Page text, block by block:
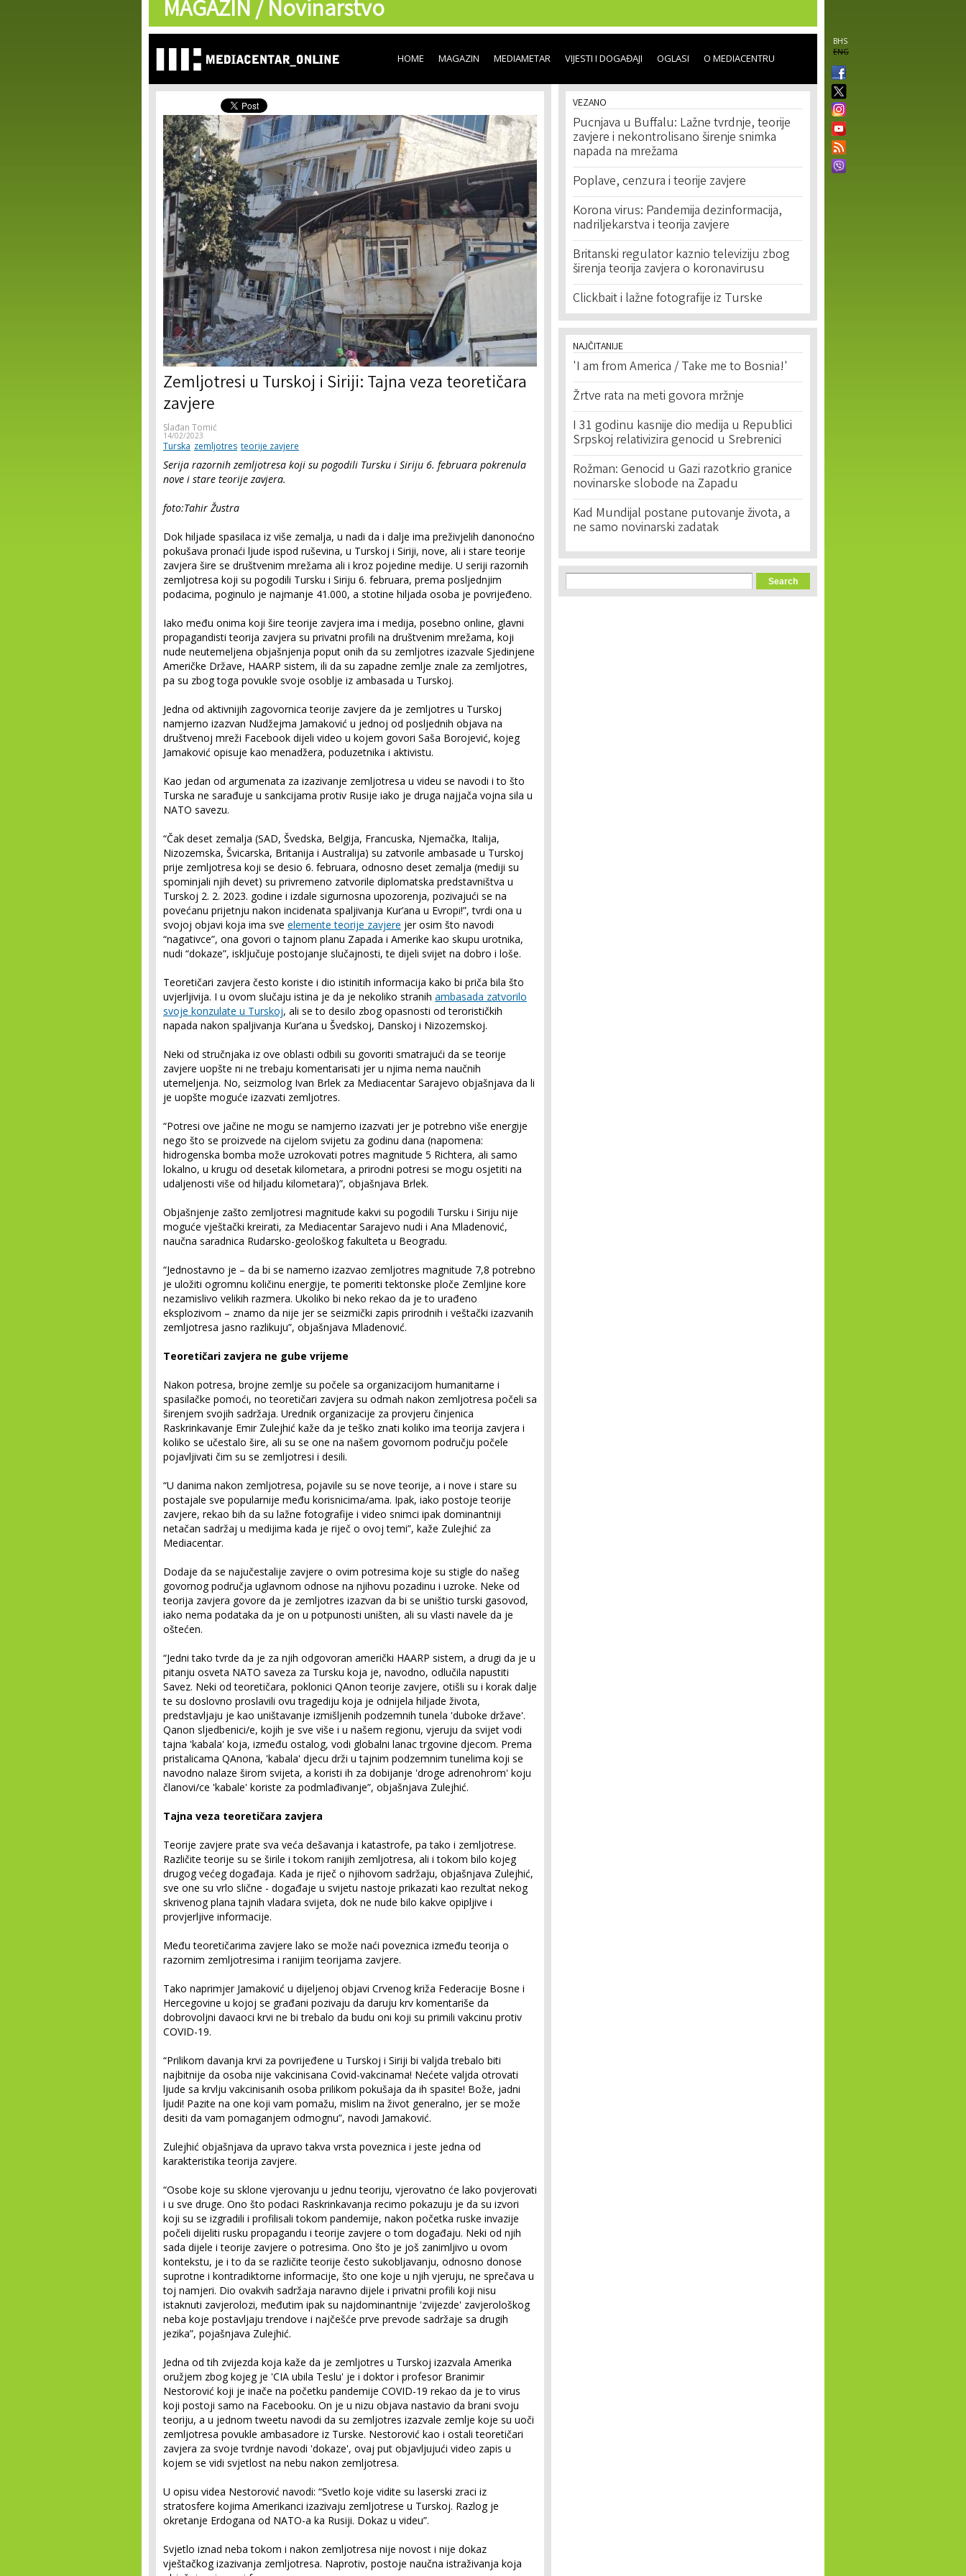
content
MAGAZIN /Novinarstvo
BHS
ENG
HOME MAGAZIN MEDIAMETAR VIJESTI I DOGAĐAJI OGLASI O MEDIACENTRU
Zemljotresi u Turskoj i Siriji: Tajna veza teoretičara
zavjere
Slađan Tomić
14/02/2023
Turska zemljotres teorije zavjere
Serija razornih zemljotresa koji su pogodili Tursku i Siriju 6. februara pokrenula
nove i stare teorije zavjera.
foto:Tahir Žustra
Dok hiljade spasilaca iz više zemalja, u nadi da i dalje ima preživjelih danonoćno
pokušava pronaći ljude ispod ruševina, u Turskoj i Siriji, nove, ali i stare teorije
zavjera šire se društvenim mrežama ali i kroz pojedine medije. U seriji razornih
zemljotresa koji su pogodili Tursku i Siriju 6. februara, prema posljednjim
podacima, poginulo je najmanje 41.000, a stotine hiljada osoba je povrijeđeno.
Iako među onima koji šire teorije zavjera ima i medija, posebno online, glavni
propagandisti teorija zavjera su privatni profili na društvenim mrežama, koji
nude neutemeljena objašnjenja poput onih da su zemljotres izazvale Sjedinjene
Američke Države, HAARP sistem, ili da su zapadne zemlje znale za zemljotres,
pa su zbog toga povukle svoje osoblje iz ambasada u Turskoj.
Jedna od aktivnijih zagovornica teorije zavjere da je zemljotres u Turskoj
namjerno izazvan Nudžejma Jamaković u jednoj od posljednih objava na
društvenoj mreži Facebook dijeli video u kojem govori Saša Borojević, kojeg
Jamaković opisuje kao menadžera, poduzetnika i aktivistu.
Kao jedan od argumenata za izazivanje zemljotresa u videu se navodi i to što
Turska ne sarađuje u sankcijama protiv Rusije iako je druga najjača vojna sila u
NATO savezu.
“Čak deset zemalja (SAD, Švedska, Belgija, Francuska, Njemačka, Italija,
Nizozemska, Švicarska, Britanija i Australija) su zatvorile ambasade u Turskoj
prije zemljotresa koji se desio 6. februara, odnosno deset zemalja (mediji su
spominjali njih devet) su privremeno zatvorile diplomatska predstavništva u
Turskoj 2. 2. 2023. godine i izdale sigurnosna upozorenja, pozivajući se na
povećanu prijetnju nakon incidenata spaljivanja Kur’ana u Evropi!”, tvrdi ona u
svojoj objavi koja ima sve elemente teorije zavjere jer osim što navodi
“nagativce”, ona govori o tajnom planu Zapada i Amerike kao skupu urotnika,
nudi “dokaze”, isključuje postojanje slučajnosti, te dijeli svijet na dobro i loše.
Teoretičari zavjera često koriste i dio istinitih informacija kako bi priča bila što
uvjerljivija. I u ovom slučaju istina je da je nekoliko stranih ambasada zatvorilo
svoje konzulate u Turskoj, ali se to desilo zbog opasnosti od terorističkih
napada nakon spaljivanja Kur’ana u Švedskoj, Danskoj i Nizozemskoj.
Neki od stručnjaka iz ove oblasti odbili su govoriti smatrajući da se teorije
zavjere uopšte ni ne trebaju komentarisati jer u njima nema naučnih
utemeljenja. No, seizmolog Ivan Brlek za Mediacentar Sarajevo objašnjava da li
je uopšte moguće izazvati zemljotres.
“Potresi ove jačine ne mogu se namjerno izazvati jer je potrebno više energije
nego što se proizvede na cijelom svijetu za godinu dana (napomena:
hidrogenska bomba može uzrokovati potres magnitude 5 Richtera, ali samo
lokalno, u krugu od desetak kilometara, a prirodni potresi se mogu osjetiti na
udaljenosti više od hiljadu kilometara)”, objašnjava Brlek.
Objašnjenje zašto zemljotresi magnitude kakvi su pogodili Tursku i Siriju nije
moguće vještački kreirati, za Mediacentar Sarajevo nudi i Ana Mladenović,
naučna saradnica Rudarsko-geološkog fakulteta u Beogradu.
“Jednostavno je – da bi se namerno izazvao zemljotres magnitude 7,8 potrebno
je uložiti ogromnu količinu energije, te pomeriti tektonske ploče Zemljine kore
nezamislivo velikih razmera. Ukoliko bi neko rekao da je to urađeno
eksplozivom – znamo da nije jer se seizmički zapis prirodnih i veštački izazvanih
zemljotresa jasno razlikuju”, objašnjava Mladenović.
Teoretičari zavjera ne gube vrijeme
Nakon potresa, brojne zemlje su počele sa organizacijom humanitarne i
spasilačke pomoći, no teoretičari zavjera su odmah nakon zemljotresa počeli sa
širenjem svojih sadržaja. Urednik organizacije za provjeru činjenica
Raskrinkavanje Emir Zulejhić kaže da je teško znati koliko ima teorija zavjera i
koliko se učestalo šire, ali su se one na našem govornom području počele
pojavljivati čim su se zemljotresi i desili.
“U danima nakon zemljotresa, pojavile su se nove teorije, a i nove i stare su
postajale sve popularnije među korisnicima/ama. Ipak, iako postoje teorije
zavjere, rekao bih da su lažne fotografije i video snimci ipak dominantniji
netačan sadržaj u medijima kada je riječ o ovoj temi”, kaže Zulejhić za
Mediacentar.
Dodaje da se najučestalije zavjere o ovim potresima koje su stigle do našeg
govornog područja uglavnom odnose na njihovu pozadinu i uzroke. Neke od
teorija zavjera govore da je zemljotres izazvan da bi se uništio turski gasovod,
iako nema podataka da je on u potpunosti uništen, ali su vlasti navele da je
oštećen.
“Jedni tako tvrde da je za njih odgovoran američki HAARP sistem, a drugi da je u
pitanju osveta NATO saveza za Tursku koja je, navodno, odlučila napustiti
Savez. Neki od teoretičara, poklonici QAnon teorije zavjere, otišli su i korak dalje
te su doslovno proslavili ovu tragediju koja je odnijela hiljade života,
predstavljaju je kao uništavanje izmišljenih podzemnih tunela 'duboke države'.
Qanon sljedbenici/e, kojih je sve više i u našem regionu, vjeruju da svijet vodi
tajna 'kabala' koja, između ostalog, vodi globalni lanac trgovine djecom. Prema
pristalicama QAnona, 'kabala' djecu drži u tajnim podzemnim tunelima koji se
navodno nalaze širom svijeta, a koristi ih za dobijanje 'droge adrenohrom' koju
članovi/ce 'kabale' koriste za podmlađivanje”, objašnjava Zulejhić.
Tajna veza teoretičara zavjera
Teorije zavjere prate sva veća dešavanja i katastrofe, pa tako i zemljotrese.
Različite teorije su se širile i tokom ranijih zemljotresa, ali i tokom bilo kojeg
drugog većeg događaja. Kada je riječ o njihovom sadržaju, objašnjava Zulejhić,
sve one su vrlo slične - događaje u svijetu nastoje prikazati kao rezultat nekog
skrivenog plana tajnih vladara svijeta, dok ne nude bilo kakve opipljive i
provjerljive informacije.
Među teoretičarima zavjere lako se može naći poveznica između teorija o
razornim zemljotresima i ranijim teorijama zavjere.
Tako naprimjer Jamaković u dijeljenoj objavi Crvenog križa Federacije Bosne i
Hercegovine u kojoj se građani pozivaju da daruju krv komentariše da
dobrovoljni davaoci krvi ne bi trebalo da budu oni koji su primili vakcinu protiv
COVID-19.
“Prilikom davanja krvi za povrijeđene u Turskoj i Siriji bi valjda trebalo biti
najbitnije da osoba nije vakcinisana Covid-vakcinama! Nećete valjda otrovati
ljude sa krvlju vakcinisanih osoba prilikom pokušaja da ih spasite! Bože, jadni
ljudi! Pazite na one koji vam pomažu, mislim na život generalno, jer se može
desiti da vam pomaganjem odmognu”, navodi Jamaković.
Zulejhić objašnjava da upravo takva vrsta poveznica i jeste jedna od
karakteristika teorija zavjere.
“Osobe koje su sklone vjerovanju u jednu teoriju, vjerovatno će lako povjerovati
i u sve druge. Ono što podaci Raskrinkavanja recimo pokazuju je da su izvori
koji su se izgradili i profilisali tokom pandemije, nakon početka ruske invazije
počeli dijeliti rusku propagandu i teorije zavjere o tom događaju. Neki od njih
sada dijele i teorije zavjere o potresima. Ono što je još zanimljivo u ovom
kontekstu, je i to da se različite teorije često sukobljavanju, odnosno donose
suprotne i kontradiktorne informacije, što one koje u njih vjeruju, ne sprečava u
toj namjeri. Dio ovakvih sadržaja naravno dijele i privatni profili koji nisu
istaknuti zavjerolozi, međutim ipak su najdominantnije 'zvijezde' zavjerološkog
neba koje postavljaju trendove i najčešće prve prevode sadržaje sa drugih
jezika”, pojašnjava Zulejhić.
Jedna od tih zvijezda koja kaže da je zemljotres u Turskoj izazvala Amerika
oružjem zbog kojeg je 'CIA ubila Teslu' je i doktor i profesor Branimir
Nestorović koji je inače na početku pandemije COVID-19 rekao da je to virus
koji postoji samo na Facebooku. On je u nizu objava nastavio da brani svoju
teoriju, a u jednom tweetu navodi da su zemljotres izazvale zemlje koje su uoči
zemljotresa povukle ambasadore iz Turske. Nestorović kao i ostali teoretičari
zavjera za svoje tvrdnje navodi 'dokaze', ovaj put objavljujući video zapis u
kojem se vidi svjetlost na nebu nakon zemljotresa.
U opisu videa Nestorović navodi: “Svetlo koje vidite su laserski zraci iz
stratosfere kojima Amerikanci izazivaju zemljotrese u Turskoj. Razlog je
okretanje Erdogana od NATO-a ka Rusiji. Dokaz u videu”.
Svjetlo iznad neba tokom i nakon zemljotresa nije novost i nije dokaz
vještačkog izazivanja zemljotresa. Naprotiv, postoje naučna istraživanja koja
VEZANO
Pucnjava u Buffalu: Lažne tvrdnje, teorije
zavjere i nekontrolisano širenje snimka
napada na mrežama
Poplave, cenzura i teorije zavjere
Korona virus: Pandemija dezinformacija,
nadriljekarstva i teorija zavjere
Britanski regulator kaznio televiziju zbog
širenja teorija zavjera o koronavirusu
Clickbait i lažne fotografije iz Turske
NAJČITANIJE
'I am from America / Take me to Bosnia!'
Žrtve rata na meti govora mržnje
I 31 godinu kasnije dio medija u Republici
Srpskoj relativizira genocid u Srebrenici
Rožman: Genocid u Gazi razotkrio granice
novinarske slobode na Zapadu
Kad Mundijal postane putovanje života, a
ne samo novinarski zadatak
Search form
Search